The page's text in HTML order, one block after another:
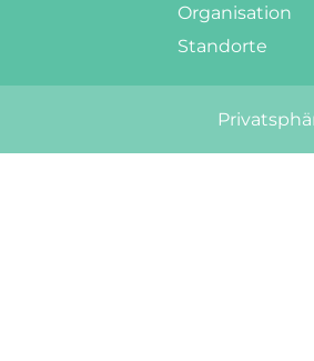
Organisation
Standorte